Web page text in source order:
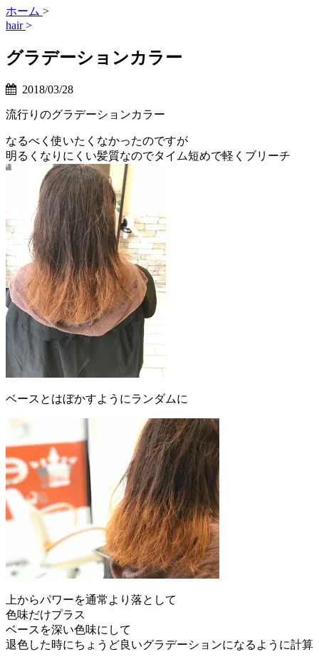
ホーム >
hair >
グラデーションカラー
2018/03/28
流行りのグラデーションカラー
なるべく使いたくなかったのですが
明るくなりにくい髪質なのでタイム短めで軽くブリーチ
ベースとはぼかすようにランダムに
上からパワーを通常より落として
色味だけプラス
ベースを深い色味にして
退色した時にちょうど良いグラデーションになるように計算